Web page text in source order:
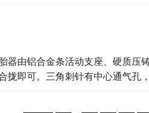
器由铝合金条活动支座、硬质压
拢即可。三角刺针有中心通气